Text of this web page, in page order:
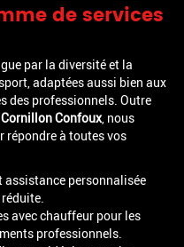
de services
par la diversité et la
adaptées aussi bien aux
des professionnels. Outre
Confoux, nous
répondre à toutes vos
assistance personnalisée
avec chauffeur pour les
professionnels.